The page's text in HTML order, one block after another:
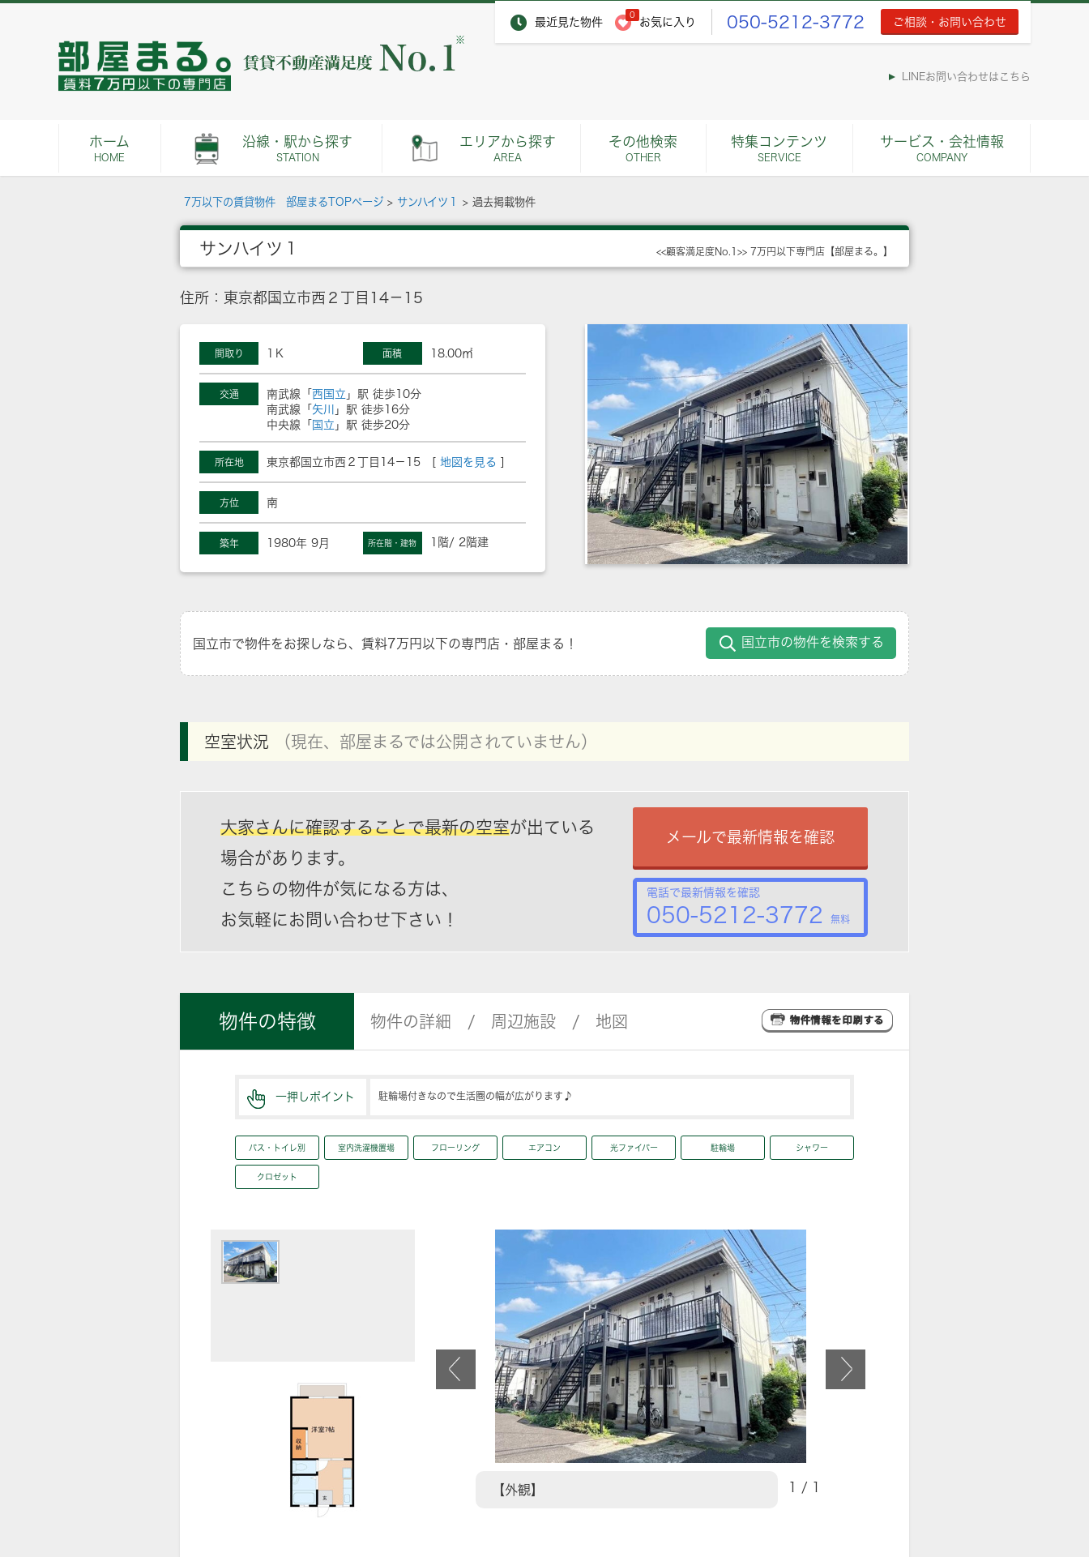
最近見た物件
0
お気に入り 050-5212-3772 ご相談・お問い合わせ
※
LINEお問い合わせはこちら
ホーム
HOME
沿線・駅から探す
STATION
エリアから探す
AREA
その他検索
OTHER
特集コンテンツ
SERVICE
サービス・会社情報
COMPANY
7万以下の賃貸物件 部屋まるTOPページ > サンハイツ１ > 過去掲載物件
サンハイツ１ <<顧客満足度No.1>> 7万円以下専門店【部屋まる。】
住所：東京都国立市西２丁目14－15
間取り 1Ｋ 面積 18.00㎡
交通 南武線「 西国立 」駅 徒歩10分
南武線「 矢川
」駅 徒歩16分
中央線「 国立 」駅 徒歩20分
所在地 東京都国立市西２丁目14－15 [ 地図を見る
方位 南
築年 1980年 9月 所在階・建物 1階/ 2階建
国立市で物件をお探しなら、賃料7万円以下の専門店・部屋まる！ 国立市の物件を検索する
空室状況 （現在、部屋まるでは公開されていません）
大家さんに確認することで最新の空室が出ている
場合があります。
こちらの物件が気になる方は、
お気軽にお問い合わせ下さい！
メールで最新情報を確認
電話で最新情報を確認
050-5212-3772 無料
物件の特徴 物件の詳細 周辺施設 地図
一押しポイント 駐輪場付きなので生活圏の幅が広がります♪
バス・トイレ別 室内洗濯機置場 フローリング エアコン 光ファイバー 駐輪場 シャワー
クロゼット
【外観】 1 / 1